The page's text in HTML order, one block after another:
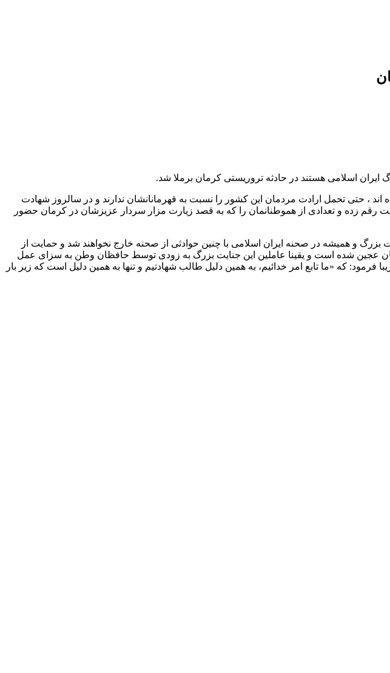
اسلامی هستند در حادثه تروریستی کرمان برملا شد.
، حتی تحمل ارادت مردمان این کشور را نسبت به قهرمانانشان ندارند و در سالروز شهادت
رقم زده و تعدادی از هموطنانمان را که به قصد زیارت مزار سردار عزیزشان در کرمان حضور
و همیشه در صحنه ایران اسلامی با چنین حوادثی از صحنه خارج نخواهند شد و حمایت از
عجین شده است و یقینا عاملین این جنایت بزرگ به زودی توسط حافظان وطن به سزای عمل
که «ما تابع امر خدائیم، به همین دلیل طالب شهادتیم و تنها به همین دلیل است که زیر بار